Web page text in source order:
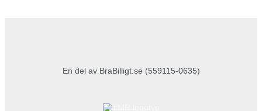
En del av BraBilligt.se (559115-0635)